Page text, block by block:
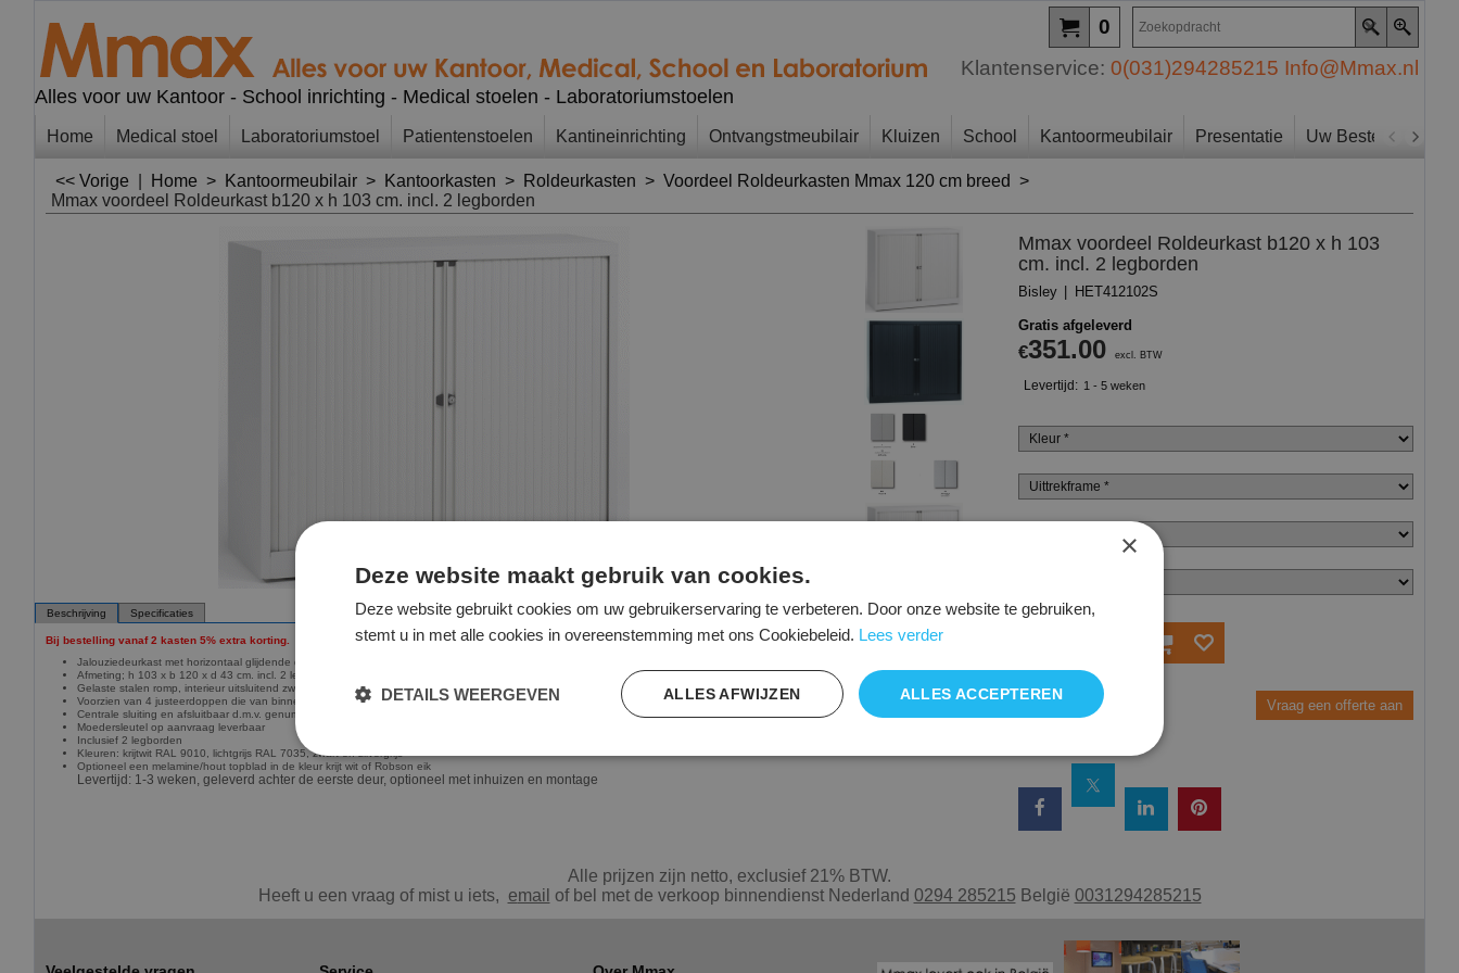
Alles voor uw Kantoor - School inrichting - Medical stoelen - Laboratoriumstoelen
0
Klantenservice: 0(031)294285215 Info@Mmax.nl
Home Medical stoel Laboratoriumstoel Patientenstoelen Kantineinrichting Ontvangstmeubilair Kluizen School Kantoormeubilair Presentatie Uw Bestelling
<< Vorige Home > Kantoormeubilair > Kantoorkasten > Roldeurkasten > Voordeel Roldeurkasten Mmax 120 cm breed >
Mmax voordeel Roldeurkast b120 x h 103 cm. incl. 2 legborden
Mmax voordeel Roldeurkast b120 x h 103
cm. incl. 2 legborden
Bisley HET412102S
Gratis afgeleverd
€351.00 excl. BTW
Levertijd: 1 - 5 weken
Vraag een offerte aan
Beschrijving Specificaties
Bij bestelling vanaf 2 kasten 5% extra korting.
Jalouziedeurkast met horizontaal glijdende deuren
Afmeting; h 103 x b 120 x d 43 cm. incl. 2 legborden
Gelaste stalen romp, interieur uitsluitend zwart geleverd
Voorzien van 4 justeerdoppen die van binnen en buiten af te stellen zijn.
Centrale sluiting en afsluitbaar d.m.v. genummerd cilinderslot
Moedersleutel op aanvraag leverbaar
Inclusief 2 legborden
Kleuren: krijtwit RAL 9010, lichtgrijs RAL 7035, zwart en zilvergrijs
Optioneel een melamine/hout topblad in de kleur krijt wit of Robson eik
Levertijd: 1-3 weken, geleverd achter de eerste deur, optioneel met inhuizen en montage
Alle prijzen zijn netto, exclusief 21% BTW.
Heeft u een vraag of mist u iets, email of bel met de verkoop binnendienst Nederland 0294 285215 België 0031294285215
×
Deze website maakt gebruik van cookies.
Deze website gebruikt cookies om uw gebruikerservaring te verbeteren. Door onze website te gebruiken,
stemt u in met alle cookies in overeenstemming met ons Cookiebeleid. Lees verder
ALLES ACCEPTEREN
ALLES AFWIJZEN
DETAILS WEERGEVEN